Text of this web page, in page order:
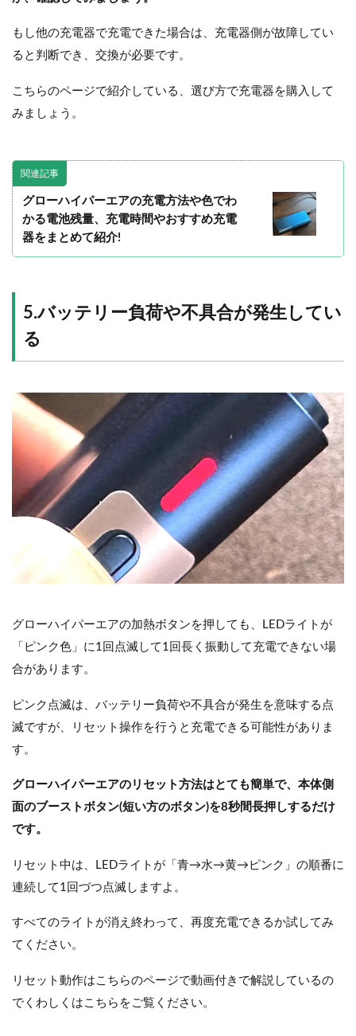
もし他の充電器で充電できた場合は、充電器側が故障してい
ると判断でき、交換が必要です。
こちらのページで紹介している、選び方で充電器を購入して
みましょう。
関連記事
グローハイパーエアの充電方法や色でわ
かる電池残量、充電時間やおすすめ充電
器をまとめて紹介!
5.バッテリー負荷や不具合が発生してい
る
グローハイパーエアの加熱ボタンを押しても、LEDライトが
「ピンク色」に1回点滅して1回長く振動して充電できない場
合があります。
ピンク点滅は、バッテリー負荷や不具合が発生を意味する点
滅ですが、リセット操作を行うと充電できる可能性がありま
す。
グローハイパーエアのリセット方法はとても簡単で、本体側
面のブーストボタン(短い方のボタン)を8秒間長押しするだけ
です。
リセット中は、LEDライトが「青→水→黄→ピンク」の順番に
連続して1回づつ点滅しますよ。
すべてのライトが消え終わって、再度充電できるか試してみ
てください。
リセット動作はこちらのページで動画付きで解説しているの
でくわしくはこちらをご覧ください。